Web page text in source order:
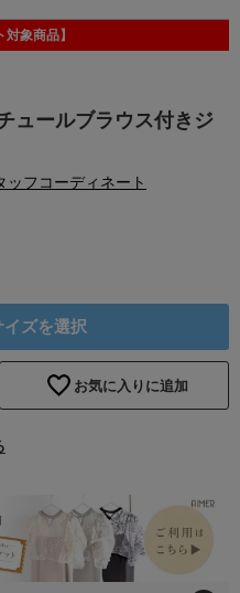
ュールブラウス付きジ
ッフコーディネート
対象商品】
イズを選択
お気に入りに追加